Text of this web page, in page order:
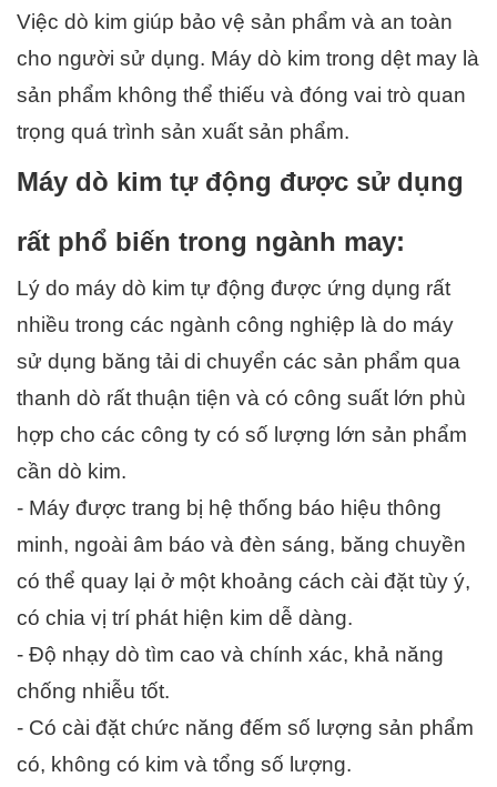
Việc dò kim giúp bảo vệ sản phẩm và an toàn
cho người sử dụng. Máy dò kim trong dệt may là
sản phẩm không thể thiếu và đóng vai trò quan
trọng quá trình sản xuất sản phẩm.
Máy dò kim tự động được sử dụng
rất phổ biến trong ngành may:
Lý do máy dò kim tự động được ứng dụng rất
nhiều trong các ngành công nghiệp là do máy
sử dụng băng tải di chuyển các sản phẩm qua
thanh dò rất thuận tiện và có công suất lớn phù
hợp cho các công ty có số lượng lớn sản phẩm
cần dò kim.
- Máy được trang bị hệ thống báo hiệu thông
minh, ngoài âm báo và đèn sáng, băng chuyền
có thể quay lại ở một khoảng cách cài đặt tùy ý,
có chia vị trí phát hiện kim dễ dàng.
- Độ nhạy dò tìm cao và chính xác, khả năng
chống nhiễu tốt.
- Có cài đặt chức năng đếm số lượng sản phẩm
có, không có kim và tổng số lượng.